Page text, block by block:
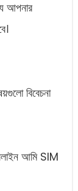
আপনার
বিবেচনা
আমি SIM